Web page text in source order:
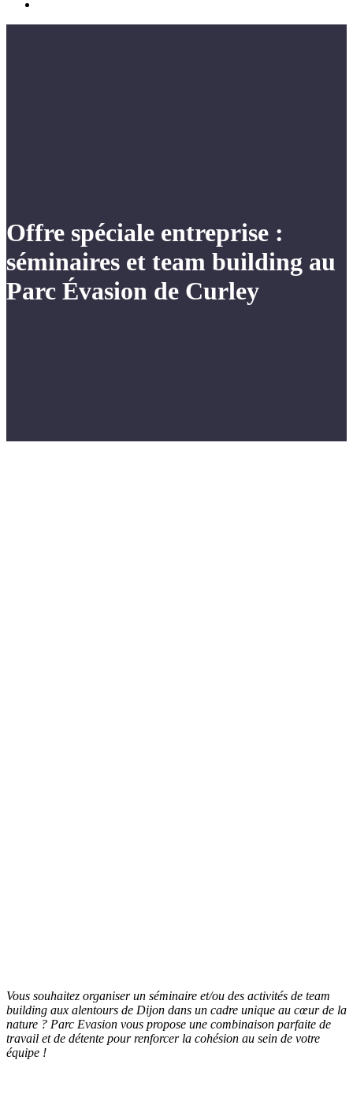
Offre spéciale entreprise :
séminaires et team building au
Parc Évasion de Curley
Vous souhaitez organiser un séminaire et/ou des activités de team
building aux alentours de Dijon dans un cadre unique au cœur de la
nature ? Parc Evasion vous propose une combinaison parfaite de
travail et de détente pour renforcer la cohésion au sein de votre
équipe !